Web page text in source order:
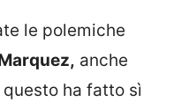
le polemiche
anche
ha fatto sì